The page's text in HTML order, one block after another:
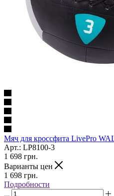
Мяч для кроссфита LivePro
Арт.: LP8100-3
1 698 грн.
Варианты цен
1 698 грн.
Подробности